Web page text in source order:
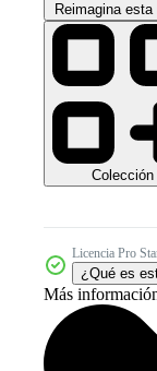
Reimagina esta
Colección
Licencia Pro
¿Qué es
Más